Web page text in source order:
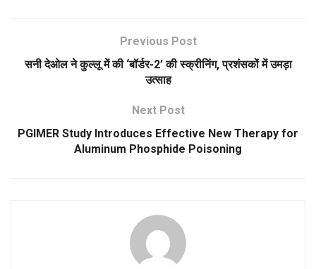
Previous Post
सनी देओल ने कुल्लू में की ‘बॉर्डर-2’ की स्क्रीनिंग, प्रशंसकों में उमड़ा
उत्साह
Next Post
PGIMER Study Introduces Effective New Therapy for
Aluminum Phosphide Poisoning